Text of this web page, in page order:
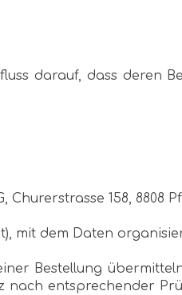
darauf, dass deren
Churerstrasse 158, 8808
mit dem Daten
Bestellung
nach entsprechender